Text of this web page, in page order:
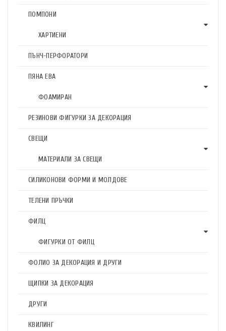
ПОМПОНИ
ХАРТИЕНИ
ПЪНЧ-ПЕРФОРАТОРИ
ПЯНА ЕВА
ФОАМИРАН
РЕЗИНОВИ ФИГУРКИ ЗА ДЕКОРАЦИЯ
СВЕЩИ
МАТЕРИАЛИ ЗА СВЕЩИ
СИЛИКОНОВИ ФОРМИ И МОЛДОВЕ
ТЕЛЕНИ ПРЪЧКИ
ФИЛЦ
ФИГУРКИ ОТ ФИЛЦ
ФОЛИО ЗА ДЕКОРАЦИЯ И ДРУГИ
ЩИПКИ ЗА ДЕКОРАЦИЯ
ДРУГИ
КВИЛИНГ